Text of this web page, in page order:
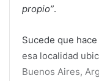
propio”.
Sucede que
esa localidad
Buenos Aires,